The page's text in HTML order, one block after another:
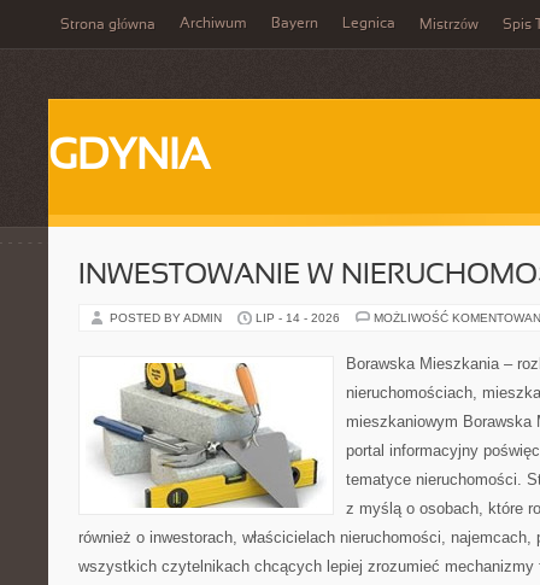
Strona główna Archiwum Bayern Legnica Mistrzów Spis
GDYNIA
INWESTOWANIE W
POSTED BY ADMIN LIP - 14 - 2026 MOŻLIWOŚĆ
Borawska Mieszkania –
nieruchomościach,
mieszkaniowym Borawska
portal informacyjny
tematyce nieruchomości.
z myślą o osobach, które
również o inwestorach, właścicielach nieruchomości, najemcach,
wszystkich czytelnikach chcących lepiej zrozumieć mechanizmy